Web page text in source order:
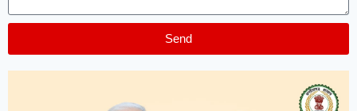
Send